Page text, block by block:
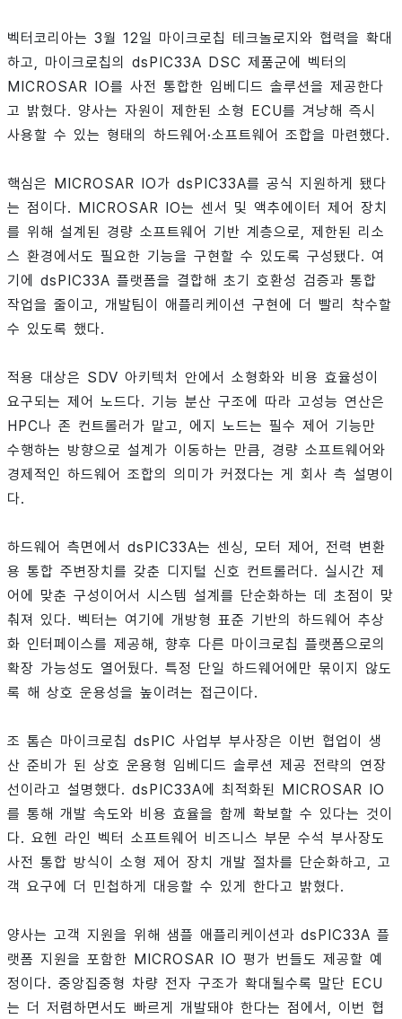
벡터코리아는 3월 12일 마이크로칩 테크놀로지와 협력을 확대
하고, 마이크로칩의 dsPIC33A DSC 제품군에 벡터의
MICROSAR IO를 사전 통합한 임베디드 솔루션을 제공한다
고 밝혔다. 양사는 자원이 제한된 소형 ECU를 겨냥해 즉시
사용할 수 있는 형태의 하드웨어·소프트웨어 조합을 마련했다.
핵심은 MICROSAR IO가 dsPIC33A를 공식 지원하게 됐다
는 점이다. MICROSAR IO는 센서 및 액추에이터 제어 장치
를 위해 설계된 경량 소프트웨어 기반 계층으로, 제한된 리소
스 환경에서도 필요한 기능을 구현할 수 있도록 구성됐다. 여
기에 dsPIC33A 플랫폼을 결합해 초기 호환성 검증과 통합
작업을 줄이고, 개발팀이 애플리케이션 구현에 더 빨리 착수할
수 있도록 했다.
적용 대상은 SDV 아키텍처 안에서 소형화와 비용 효율성이
요구되는 제어 노드다. 기능 분산 구조에 따라 고성능 연산은
HPC나 존 컨트롤러가 맡고, 에지 노드는 필수 제어 기능만
수행하는 방향으로 설계가 이동하는 만큼, 경량 소프트웨어와
경제적인 하드웨어 조합의 의미가 커졌다는 게 회사 측 설명이
다.
하드웨어 측면에서 dsPIC33A는 센싱, 모터 제어, 전력 변환
용 통합 주변장치를 갖춘 디지털 신호 컨트롤러다. 실시간 제
어에 맞춘 구성이어서 시스템 설계를 단순화하는 데 초점이 맞
춰져 있다. 벡터는 여기에 개방형 표준 기반의 하드웨어 추상
화 인터페이스를 제공해, 향후 다른 마이크로칩 플랫폼으로의
확장 가능성도 열어뒀다. 특정 단일 하드웨어에만 묶이지 않도
록 해 상호 운용성을 높이려는 접근이다.
조 톰슨 마이크로칩 dsPIC 사업부 부사장은 이번 협업이 생
산 준비가 된 상호 운용형 임베디드 솔루션 제공 전략의 연장
선이라고 설명했다. dsPIC33A에 최적화된 MICROSAR IO
를 통해 개발 속도와 비용 효율을 함께 확보할 수 있다는 것이
다. 요헨 라인 벡터 소프트웨어 비즈니스 부문 수석 부사장도
사전 통합 방식이 소형 제어 장치 개발 절차를 단순화하고, 고
객 요구에 더 민첩하게 대응할 수 있게 한다고 밝혔다.
양사는 고객 지원을 위해 샘플 애플리케이션과 dsPIC33A 플
랫폼 지원을 포함한 MICROSAR IO 평가 번들도 제공할 예
정이다. 중앙집중형 차량 전자 구조가 확대될수록 말단 ECU
는 더 저렴하면서도 빠르게 개발돼야 한다는 점에서, 이번 협